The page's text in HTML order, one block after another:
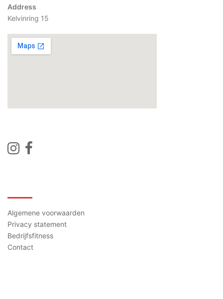
Address
Kelvinring 15
Algemene voorwaarden
Privacy statement
Bedrijfsfitness
Contact